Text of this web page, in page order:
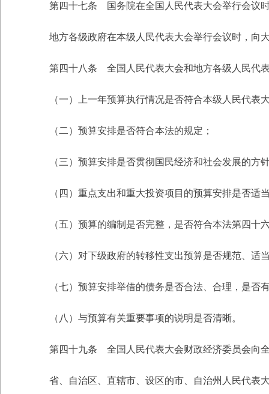
第四十七条 国务院在全国人民代表大会举行会议时
地方各级政府在本级人民代表大会举行会议时，向
第四十八条 全国人民代表大会和地方各级人民代表
（一）上一年预算执行情况是否符合本级人民代表
（二）预算安排是否符合本法的规定；
（三）预算安排是否贯彻国民经济和社会发展的方
（四）重点支出和重大投资项目的预算安排是否适
（五）预算的编制是否完整，是否符合本法第四十
（六）对下级政府的转移性支出预算是否规范、适
（七）预算安排举借的债务是否合法、合理，是否
（八）与预算有关重要事项的说明是否清晰。
第四十九条 全国人民代表大会财政经济委员会向全
省、自治区、直辖市、设区的市、自治州人民代表大